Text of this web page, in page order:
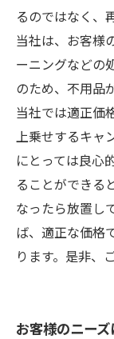
るのではなく、
当社は、お客様
ーニングなどの
のため、不用品
当社では適正価
上乗せするキャ
にとっては良心
ることができる
なったら放置し
ば、適正な価格
ります。是非、
お客様のニー